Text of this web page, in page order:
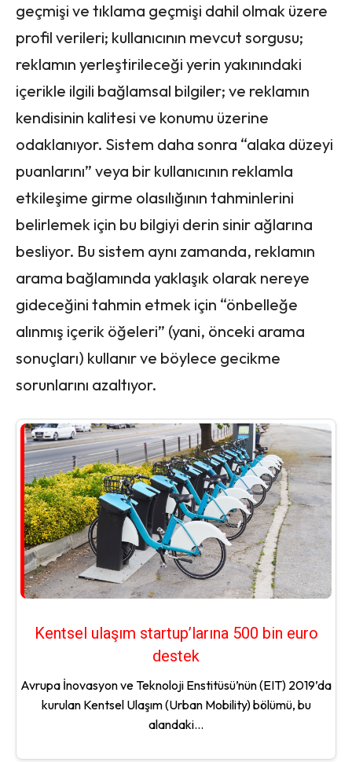
geçmişi ve tıklama geçmişi dahil olmak üzere
profil verileri; kullanıcının mevcut sorgusu;
reklamın yerleştirileceği yerin yakınındaki
içerikle ilgili bağlamsal bilgiler; ve reklamın
kendisinin kalitesi ve konumu üzerine
odaklanıyor. Sistem daha sonra “alaka düzeyi
puanlarını” veya bir kullanıcının reklamla
etkileşime girme olasılığının tahminlerini
belirlemek için bu bilgiyi derin sinir ağlarına
besliyor. Bu sistem aynı zamanda, reklamın
arama bağlamında yaklaşık olarak nereye
gideceğini tahmin etmek için “önbelleğe
alınmış içerik öğeleri” (yani, önceki arama
sonuçları) kullanır ve böylece gecikme
sorunlarını azaltıyor.
Kentsel ulaşım startup’larına 500 bin euro
destek
Avrupa İnovasyon ve Teknoloji Enstitüsü’nün (EIT) 2019’da
kurulan Kentsel Ulaşım (Urban Mobility) bölümü, bu
alandaki...